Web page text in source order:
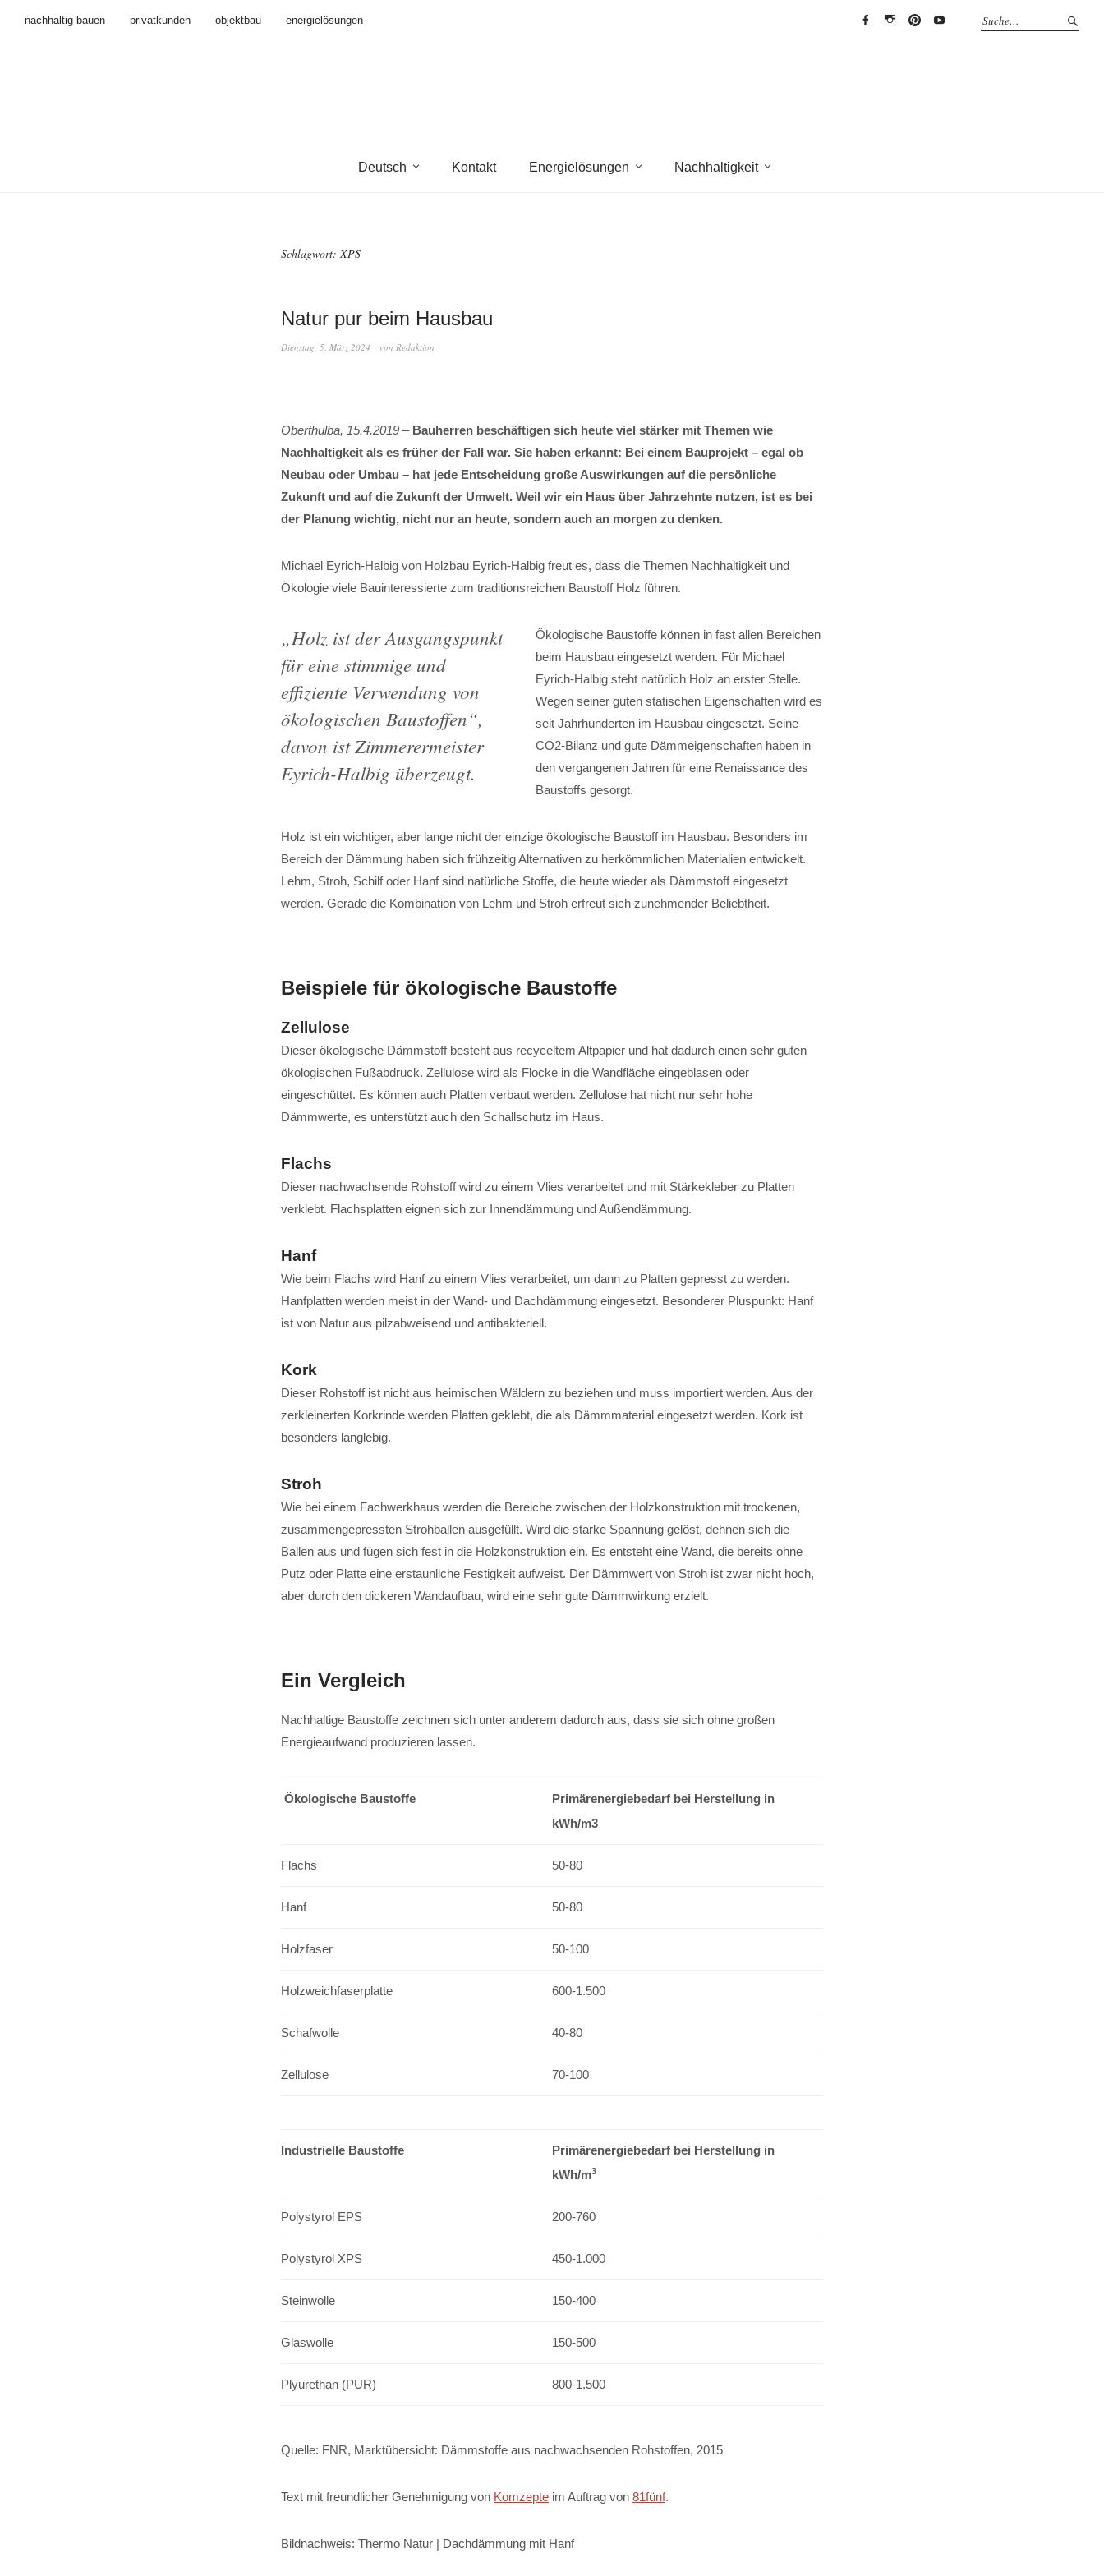
nachhaltig bauen privatkunden objektbau
energielösungen
Deutsch Kontakt Energielösungen Nachhaltigkeit
Schlagwort: XPS
Natur pur beim Hausbau
Dienstag, 5. März 2024 von Redaktion
Oberthulba, 15.4.2019 – Bauherren beschäftigen sich heute viel stärker mit Themen wie
Nachhaltigkeit als es früher der Fall war. Sie haben erkannt: Bei einem Bauprojekt – egal ob
Neubau oder Umbau – hat jede Entscheidung große Auswirkungen auf die persönliche
Zukunft und auf die Zukunft der Umwelt. Weil wir ein Haus über Jahrzehnte nutzen, ist es bei
der Planung wichtig, nicht nur an heute, sondern auch an morgen zu denken.
Michael Eyrich-Halbig von Holzbau Eyrich-Halbig freut es, dass die Themen Nachhaltigkeit und
Ökologie viele Bauinteressierte zum traditionsreichen Baustoff Holz führen.
„Holz ist der Ausgangspunkt
für eine stimmige und
effiziente Verwendung von
ökologischen Baustoffen“,
davon ist Zimmerermeister
Eyrich-Halbig überzeugt.
Ökologische Baustoffe können in fast allen Bereichen
beim Hausbau eingesetzt werden. Für Michael
Eyrich-Halbig steht natürlich Holz an erster Stelle.
Wegen seiner guten statischen Eigenschaften wird es
seit Jahrhunderten im Hausbau eingesetzt. Seine
CO2-Bilanz und gute Dämmeigenschaften haben in
den vergangenen Jahren für eine Renaissance des
Baustoffs gesorgt.
Holz ist ein wichtiger, aber lange nicht der einzige ökologische Baustoff im Hausbau. Besonders im
Bereich der Dämmung haben sich frühzeitig Alternativen zu herkömmlichen Materialien entwickelt.
Lehm, Stroh, Schilf oder Hanf sind natürliche Stoffe, die heute wieder als Dämmstoff eingesetzt
werden. Gerade die Kombination von Lehm und Stroh erfreut sich zunehmender Beliebtheit.
Beispiele für ökologische Baustoffe
Zellulose
Dieser ökologische Dämmstoff besteht aus recyceltem Altpapier und hat dadurch einen sehr guten
ökologischen Fußabdruck. Zellulose wird als Flocke in die Wandfläche eingeblasen oder
eingeschüttet. Es können auch Platten verbaut werden. Zellulose hat nicht nur sehr hohe
Dämmwerte, es unterstützt auch den Schallschutz im Haus.
Flachs
Dieser nachwachsende Rohstoff wird zu einem Vlies verarbeitet und mit Stärkekleber zu Platten
verklebt. Flachsplatten eignen sich zur Innendämmung und Außendämmung.
Hanf
Wie beim Flachs wird Hanf zu einem Vlies verarbeitet, um dann zu Platten gepresst zu werden.
Hanfplatten werden meist in der Wand- und Dachdämmung eingesetzt. Besonderer Pluspunkt: Hanf
ist von Natur aus pilzabweisend und antibakteriell.
Kork
Dieser Rohstoff ist nicht aus heimischen Wäldern zu beziehen und muss importiert werden. Aus der
zerkleinerten Korkrinde werden Platten geklebt, die als Dämmmaterial eingesetzt werden. Kork ist
besonders langlebig.
Stroh
Wie bei einem Fachwerkhaus werden die Bereiche zwischen der Holzkonstruktion mit trockenen,
zusammengepressten Strohballen ausgefüllt. Wird die starke Spannung gelöst, dehnen sich die
Ballen aus und fügen sich fest in die Holzkonstruktion ein. Es entsteht eine Wand, die bereits ohne
Putz oder Platte eine erstaunliche Festigkeit aufweist. Der Dämmwert von Stroh ist zwar nicht hoch,
aber durch den dickeren Wandaufbau, wird eine sehr gute Dämmwirkung erzielt.
Ein Vergleich
Nachhaltige Baustoffe zeichnen sich unter anderem dadurch aus, dass sie sich ohne großen
Energieaufwand produzieren lassen.
Ökologische Baustoffe
Primärenergiebedarf bei Herstellung in
kWh/m3
Flachs 50-80
Hanf 50-80
Holzfaser 50-100
Holzweichfaserplatte 600-1.500
Schafwolle 40-80
Zellulose 70-100
Industrielle Baustoffe
Primärenergiebedarf bei Herstellung in
kWh/m3
Polystyrol EPS 200-760
Polystyrol XPS 450-1.000
Steinwolle 150-400
Glaswolle 150-500
Plyurethan (PUR) 800-1.500
Quelle: FNR, Marktübersicht: Dämmstoffe aus nachwachsenden Rohstoffen, 2015
Text mit freundlicher Genehmigung von Komzepte im Auftrag von 81fünf.
Bildnachweis: Thermo Natur | Dachdämmung mit Hanf